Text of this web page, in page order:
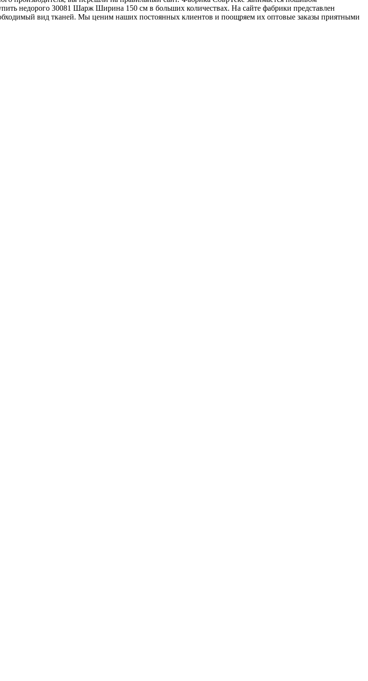
недорого 30081 Шарж Ширина 150 см в больших количествах. На сайте фабрики представлен
вид тканей. Мы ценим наших постоянных клиентов и поощряем их оптовые заказы приятными